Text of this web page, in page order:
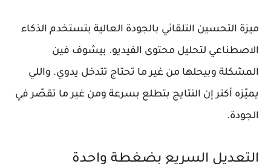
ميزة التحسين التلقائي بالجودة العالية بتستخدم الذكاء
الاصطناعي لتحليل محتوى الفيديو. بيشوف فين
المشكلة وبيحلها من غير ما تحتاج تتدخل يدوي. واللي
يميّزه أكتر إن النتايج بتطلع بسرعة ومن غير ما تقصّر في
الجودة.
التعديل السريع بضغطة واحدة